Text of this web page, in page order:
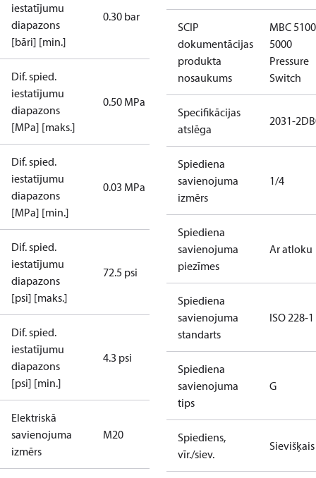
iestatījumu
diapazons
[bāri] [min.]
0.30 bar
Dif. spied.
iestatījumu
diapazons
[MPa] [maks.]
0.50 MPa
Dif. spied.
iestatījumu
diapazons
[MPa] [min.]
0.03 MPa
Dif. spied.
iestatījumu
diapazons
[psi] [maks.]
72.5 psi
Dif. spied.
iestatījumu
diapazons
[psi] [min.]
4.3 psi
Elektriskā
savienojuma
izmērs
M20
SCIP
dokumentācijas
produkta
nosaukums
MBC 5100
5000
Pressure
Switch
Specifikācijas
atslēga
2031-
Spiediena
savienojuma
izmērs
1/4
Spiediena
savienojuma
piezīmes
Ar atloku
Spiediena
savienojuma
standarts
ISO 228-1
Spiediena
savienojuma
tips
G
Spiediens,
vīr./siev.
Sievišķais